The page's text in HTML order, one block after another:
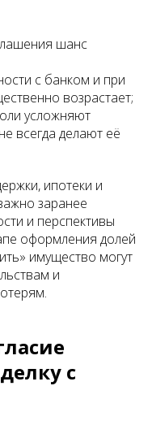
шанс
с банком и при
возрастает;
усложняют
всегда делают её
ипотеки и
заранее
и перспективы
оформления долей
имущество могут
и
с